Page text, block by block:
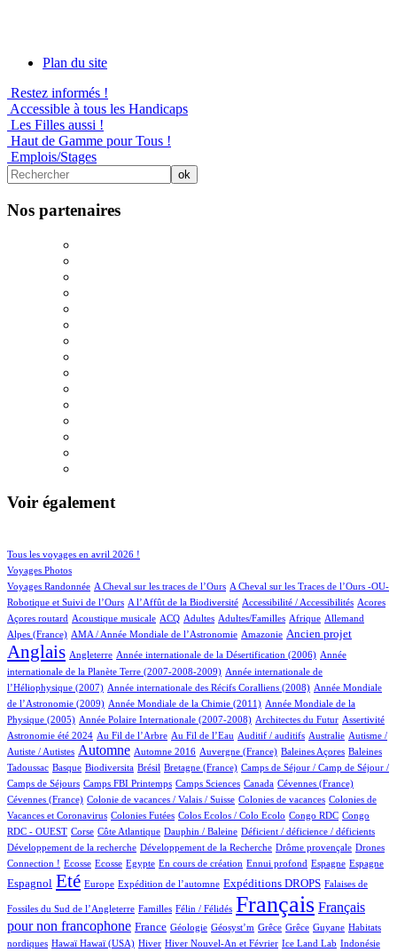
Plan du site
Restez informés !
Accessible à tous les Handicaps
Les Filles aussi !
Haut de Gamme pour Tous !
Emplois/Stages
Nos partenaires
Voir également
Tous les voyages en avril 2026 !
200/934
Voyages Photos
157/934
Voyages Randonnée
4/934 A Cheval sur les traces de l’Ours
5/934
A Cheval sur les Traces de l’Ours -OU-
Robotique et Suivi de l’Ours
4/934 A l’Affût de la Biodiversité
2/934 Accessibilité / Accessibilités
3/934 Acores
1/934
Açores routard
2/934 Acoustique musicale
100/934 ACQ
29/934 Adultes
12/934 Adultes/Familles
2/934 Afrique
74/934 Allemand
22/934
Alpes (France)
13/934 AMA / Année Mondiale de l’Astronomie
5/934 Amazonie
258/934 Ancien projet
716/934
Anglais
67/934 Angleterre
6/934 Année internationale de la Désertification (2006)
14/934
Année
internationale de la Planète Terre (2007-2008-2009)
4/934
Année internationale de
l’Héliophysique (2007)
1/934 Année internationale des Récifs Coralliens (2008)
12/934
Année Mondiale
de l’Astronomie (2009)
2/934 Année Mondiale de la Chimie (2011)
16/934
Année Mondiale de la
Physique (2005)
5/934 Année Polaire Internationale (2007-2008)
3/934 Architectes du Futur
2/934 Assertivité
51/934
Astronomie été 2024
20/934 Au Fil de l’Arbre
14/934 Au Fil de l’Eau
2/934 Auditif / auditifs
1/934 Australie
2/934
Autisme /
Autiste / Autistes
439/934 Automne
4/934 Automne 2016
7/934 Auvergne (France)
1/934 Baleines Açores
2/934
Baleines
Tadoussac
1/934 Basque
80/934 Biodiversita
1/934 Brésil
12/934 Bretagne (France)
109/934
Camps de Séjour / Camp de Séjour /
Camps de Séjours
4/934 Camps FBI Printemps
12/934 Camps Sciences
5/934 Canada
3/934 Cévennes (France)
2/934
Cévennes (France)
1/934 Colonie de vacances / Valais / Suisse
4/934 Colonies de vacances
3/934
Colonies de
Vacances et Coronavirus
1/934 Colonies Futées
1/934 Colos Ecolos / Colo Ecolo
1/934 Congo RDC
2/934
Congo
RDC - OUEST
1/934 Corse
17/934 Côte Atlantique
1/934 Dauphin / Baleine
2/934 Déficient / déficience / déficients
1/934
Développement de la recherche
1/934 Développement de la Recherche
2/934 Drôme provençale
16/934
Drones
Connection !
1/934 Ecosse
1/934 Ecosse
1/934 Egypte
14/934 En cours de création
1/934 Ennui profond
25/934 Espagne
14/934 Espagne
261/934
Espagnol
708/934 Eté
12/934 Europe
171/934 Expédition de l’automne
267/934 Expéditions DROPS
5/934 Falaises de
Fossiles du Sud de l’Angleterre Familles Félin / Félidés Français Français
pour non francophone
293/934 France
39/934 Géologie
1/934 Géosyst’m
1/934 Grêce
1/934 Grêce
1/934 Guyane
3/934
Habitats
nordiques
2/934 Hawaï
2/934 Hawaï (USA)
147/934 Hiver
25/934 Hiver Nouvel-An et Février
10/934 Ice Land Lab
2/934 Indonésie
1/934